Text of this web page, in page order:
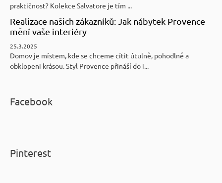
praktičnost? Kolekce Salvatore je tím ...
Realizace našich zákazníků: Jak nábytek Provence
mění vaše interiéry
25.3.2025
Domov je místem, kde se chceme cítit útulně, pohodlně a
obklopeni krásou. Styl Provence přináší do i...
Facebook
Pinterest